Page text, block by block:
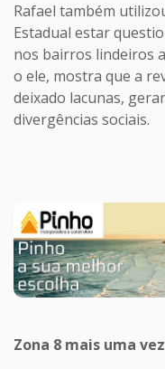
Rafael também
Estadual estar
nos bairros lindeiros
o ele, mostra que a
deixado lacunas,
divergências sociais.
Zona 8 mais uma